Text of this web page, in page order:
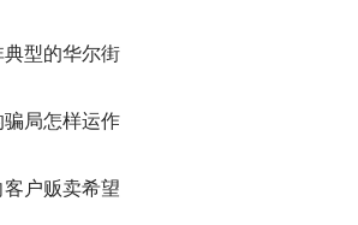
型的华尔街
局怎样运作
户贩卖希望